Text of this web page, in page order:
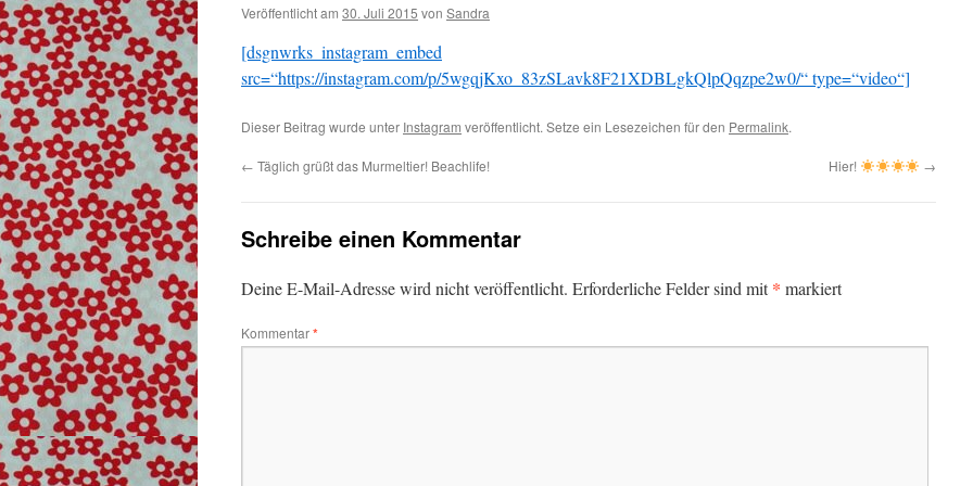
Veröffentlicht am 30. Juli 2015 von Sandra
[dsgnwrks_instagram_embed
src=“https://instagram.com/p/5wgqjKxo_83zSLavk8F21XDBLgkQlpQqzpe2w0/“ type=“video“]
Dieser Beitrag wurde unter Instagram veröffentlicht. Setze ein Lesezeichen für den Permalink.
← Täglich grüßt das Murmeltier! Beachlife! Hier! →
Schreibe einen Kommentar
Deine E-Mail-Adresse wird nicht veröffentlicht. Erforderliche Felder sind mit* markiert
Kommentar*